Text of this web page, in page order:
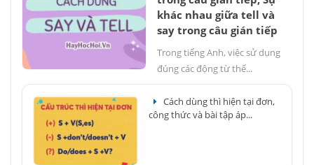
khác nhau giữa tell và
say trong câu gián tiếp
Trong tiếng Anh, việc sử dụng
đúng các động từ thể...
Cách dùng thì hiện tại đơn,
công thức và bài tập áp...